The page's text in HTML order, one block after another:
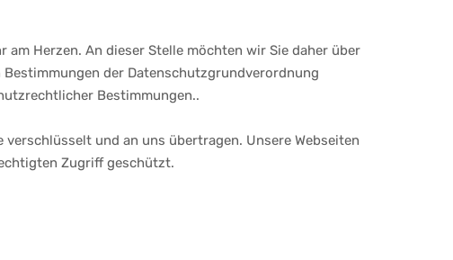
Herzen. An dieser Stelle möchten wir Sie daher über
der Datenschutzgrundverordnung
Bestimmungen..
und an uns übertragen. Unsere Webseiten
Zugriff geschützt.